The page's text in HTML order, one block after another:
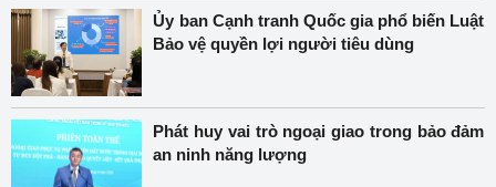
Ủy ban Cạnh tranh Quốc gia phổ biến Luật
Bảo vệ quyền lợi người tiêu dùng
Phát huy vai trò ngoại giao trong bảo đảm
an ninh năng lượng